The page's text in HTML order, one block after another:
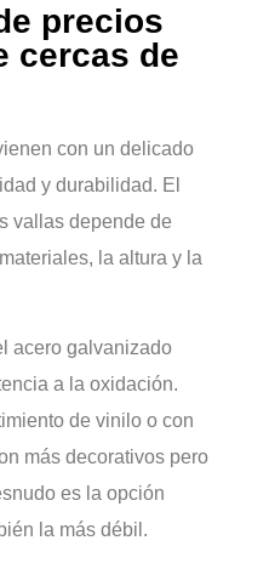
precios
cercas de
con un delicado
y durabilidad. El
vallas depende de
la altura y la
acero galvanizado
a la oxidación.
de vinilo o con
más decorativos pero
es la opción
la más débil.